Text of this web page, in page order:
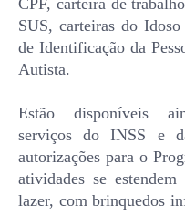
SUS, carteiras do
de Identificação da
Autista.
Estão disponíveis
serviços do INSS e
autorizações para o
atividades se
lazer, com brinquedos